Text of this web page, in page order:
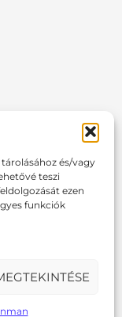
és/vagy
teszi
ezen
funkciók